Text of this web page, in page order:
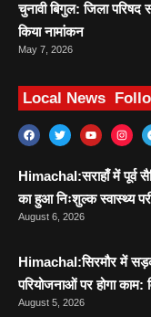
चुनावी बिगुल: जिला
किया नामांकन
May 7, 2026
Local News
Himachal:सराहाँ में पूर्व
का हुआ निःशुल्क स्वास्थ्य
August 6, 2026
Himachal:सिरमौर में
परियोजनाओं पर होगा काम:
August 5, 2026